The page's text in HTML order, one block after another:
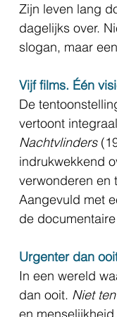
Zijn leven lang
dagelijks over.
slogan, maar
Vijf films. Één
De
vertoont
Nachtvlinders
indrukwekkend
verwonderen en
Aangevuld met
de documentaire
Urgenter dan
In een wereld
dan ooit. Niet